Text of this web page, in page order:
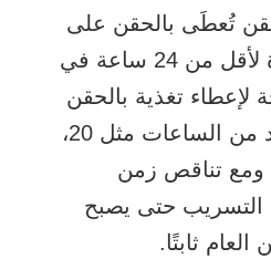
تُعطَى بالحقن على
فترات زمنية محددة لأقل من 24 ساعة في
لإعطاء تغذية بالحقن
في دورة لعدد محدد من الساعات مثل 20،
12 ساعة. ومع تناقص زمن
التسريب حتى يصبح
ثابتًا.